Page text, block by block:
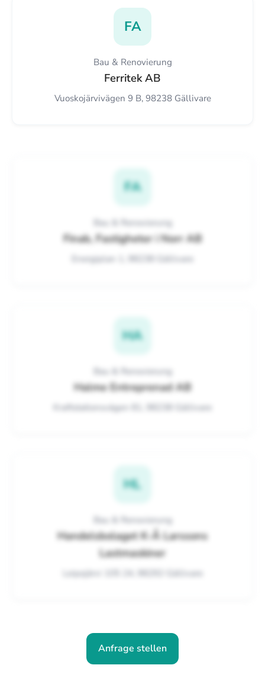
FA
Bau & Renovierung
Ferritek AB
Vuoskojärvivägen 9 B, 98238 Gällivare
FA
Bau & Renovierung
Finab, Fastigheter i Norr AB
Energiplan 1, 98238 Gällivare
HA
Bau & Renovierung
Halme Entreprenad AB
Kraftstationsvägen 81, 98238 Gällivare
HL
Bau & Renovierung
Handelsbolaget K-Å Larssons
Lastmaskiner
Leipojärvi 105 24, 98292 Gällivare
Anfrage stellen